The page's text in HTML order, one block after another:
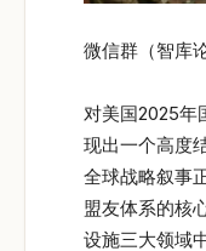
微信群（智库
对美国2025年
现出一个高度
全球战略叙事
盟友体系的核
设施三大领域